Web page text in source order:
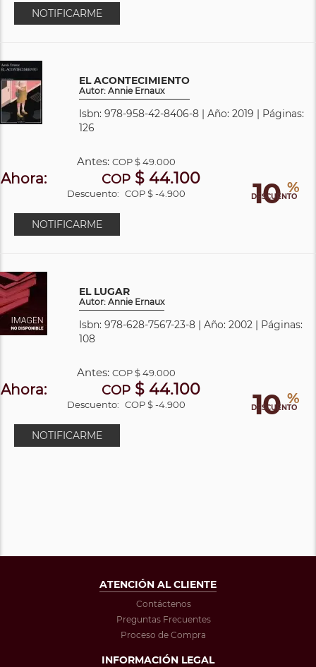
NOTIFICARME
EL ACONTECIMIENTO
Autor: Annie Ernaux
Isbn: 978-958-42-8406-8 | Año: 2019 | Páginas:
126
10 %
DESCUENTO
Antes:COP$ 49.000
Ahora: COP $ 44.100
Descuento: COP $ -4.900
NOTIFICARME
EL LUGAR
Autor: Annie Ernaux
Isbn: 978-628-7567-23-8 | Año: 2002 | Páginas:
108
10 %
DESCUENTO
Antes:COP$ 49.000
Ahora: COP $ 44.100
Descuento: COP $ -4.900
NOTIFICARME
ATENCIÓN AL CLIENTE
Contáctenos
Preguntas Frecuentes
Proceso de Compra
INFORMACIÓN LEGAL